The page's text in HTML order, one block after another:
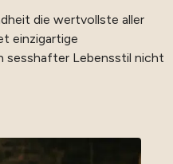
die wertvollste aller
einzigartige
sesshafter Lebensstil nicht